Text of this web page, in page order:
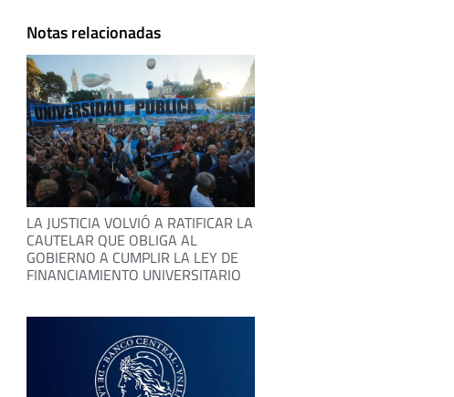
Notas relacionadas
LA JUSTICIA VOLVIÓ A RATIFICAR LA
CAUTELAR QUE OBLIGA AL
GOBIERNO A CUMPLIR LA LEY DE
FINANCIAMIENTO UNIVERSITARIO